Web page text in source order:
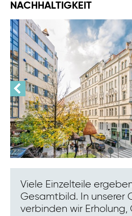
NACHHALTIGKEIT
Viele Einzelteile
Gesamtbild. In unserer
verbinden wir Erholung,